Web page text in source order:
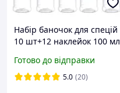
Набір баночок для спецій
10 шт+12 наклейок 100 мл
Готово до відправки
5.0 (20)